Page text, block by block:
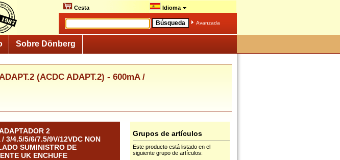
Cesta Idioma
Avanzada
Sobre Dönberg
(ACDC ADAPT.2) - 600mA /
2
/ 3/4.5/5/6/7.5/9V/12VDC NON
SUMINISTRO DE
UK ENCHUFE
Grupos de artículos
Este producto está listado en el
siguiente grupo de artículos: